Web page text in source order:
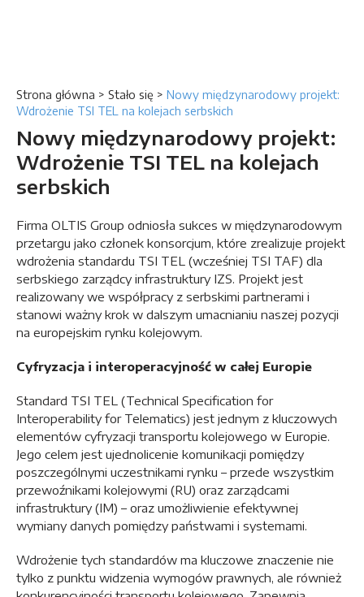
Strona główna > Stało się > Nowy międzynarodowy projekt:
Wdrożenie TSI TEL na kolejach serbskich
Nowy międzynarodowy projekt:
Wdrożenie TSI TEL na kolejach
serbskich
Firma OLTIS Group odniosła sukces w międzynarodowym
przetargu jako członek konsorcjum, które zrealizuje projekt
wdrożenia standardu TSI TEL (wcześniej TSI TAF) dla
serbskiego zarządcy infrastruktury IZS. Projekt jest
realizowany we współpracy z serbskimi partnerami i
stanowi ważny krok w dalszym umacnianiu naszej pozycji
na europejskim rynku kolejowym.
Cyfryzacja i interoperacyjność w całej Europie
Standard TSI TEL (Technical Specification for
Interoperability for Telematics) jest jednym z kluczowych
elementów cyfryzacji transportu kolejowego w Europie.
Jego celem jest ujednolicenie komunikacji pomiędzy
poszczególnymi uczestnikami rynku – przede wszystkim
przewoźnikami kolejowymi (RU) oraz zarządcami
infrastruktury (IM) – oraz umożliwienie efektywnej
wymiany danych pomiędzy państwami i systemami.
Wdrożenie tych standardów ma kluczowe znaczenie nie
tylko z punktu widzenia wymogów prawnych, ale również